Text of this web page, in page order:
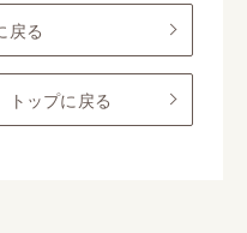
戻る
トップに戻る